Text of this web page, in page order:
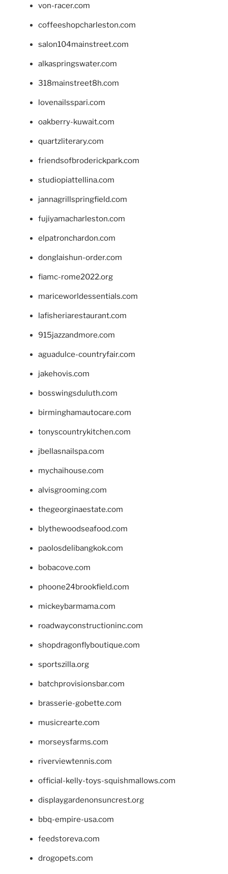
von-racer.com
coffeeshopcharleston.com
salon104mainstreet.com
alkaspringswater.com
318mainstreet8h.com
lovenailsspari.com
oakberry-kuwait.com
quartzliterary.com
friendsofbroderickpark.com
studiopiattellina.com
jannagrillspringfield.com
fujiyamacharleston.com
elpatronchardon.com
donglaishun-order.com
fiamc-rome2022.org
mariceworldessentials.com
lafisheriarestaurant.com
915jazzandmore.com
aguadulce-countryfair.com
jakehovis.com
bosswingsduluth.com
birminghamautocare.com
tonyscountrykitchen.com
jbellasnailspa.com
mychaihouse.com
alvisgrooming.com
thegeorginaestate.com
blythewoodseafood.com
paolosdelibangkok.com
bobacove.com
phoone24brookfield.com
mickeybarmama.com
roadwayconstructioninc.com
shopdragonflyboutique.com
sportszilla.org
batchprovisionsbar.com
brasserie-gobette.com
musicrearte.com
morseysfarms.com
riverviewtennis.com
official-kelly-toys-squishmallows.com
displaygardenonsuncrest.org
bbq-empire-usa.com
feedstoreva.com
drogopets.com